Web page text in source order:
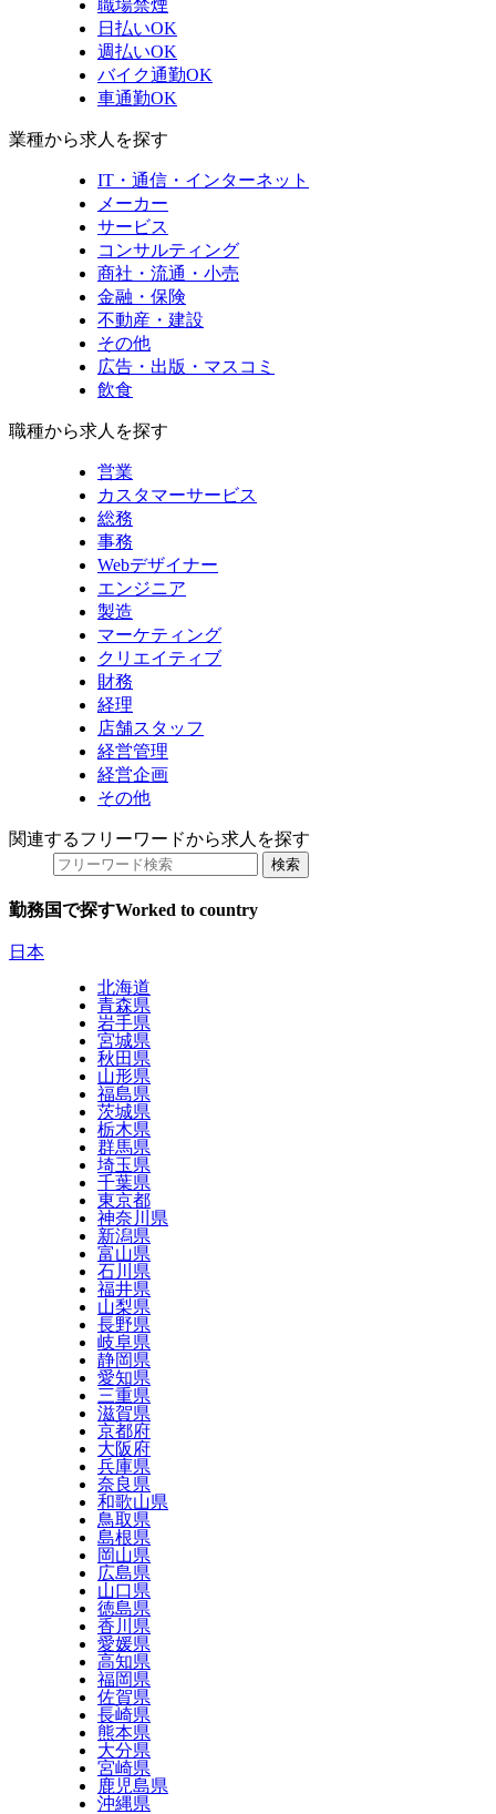
職場禁煙
日払いOK
週払いOK
バイク通勤OK
車通勤OK
業種から求人を探す
IT・通信・インターネット
メーカー
サービス
コンサルティング
商社・流通・小売
金融・保険
不動産・建設
その他
広告・出版・マスコミ
飲食
職種から求人を探す
営業
カスタマーサービス
総務
事務
Webデザイナー
エンジニア
製造
マーケティング
クリエイティブ
財務
経理
店舗スタッフ
経営管理
経営企画
その他
関連するフリーワードから求人を探す
勤務国で探すWorked to country
日本
北海道
青森県
岩手県
宮城県
秋田県
山形県
福島県
茨城県
栃木県
群馬県
埼玉県
千葉県
東京都
神奈川県
新潟県
富山県
石川県
福井県
山梨県
長野県
岐阜県
静岡県
愛知県
三重県
滋賀県
京都府
大阪府
兵庫県
奈良県
和歌山県
鳥取県
島根県
岡山県
広島県
山口県
徳島県
香川県
愛媛県
高知県
福岡県
佐賀県
長崎県
熊本県
大分県
宮崎県
鹿児島県
沖縄県